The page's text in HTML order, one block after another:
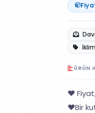
ÜRÜN
❤️
❤️Bir